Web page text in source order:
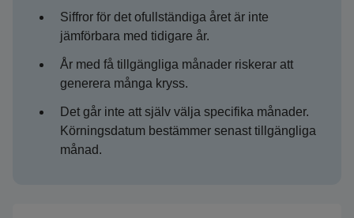
Siffror för det ofullständiga året är inte
jämförbara med tidigare år.
År med få tillgängliga månader riskerar att
generera många kryss.
Det går inte att själv välja specifika månader.
Körningsdatum bestämmer senast tillgängliga
månad.